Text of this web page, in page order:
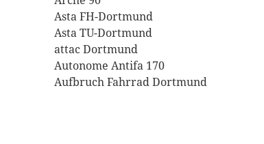
Asta FH-Dortmund
Asta TU-Dortmund
attac Dortmund
Autonome Antifa 170
Aufbruch Fahrrad Dortmund